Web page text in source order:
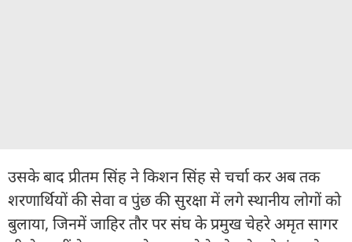
उसके बाद प्रीतम सिंह ने किशन सिंह से चर्चा कर अब तक
शरणार्थियों की सेवा व पुंछ की सुरक्षा में लगे स्थानीय लोगों को
बुलाया, जिनमें जाहिर तौर पर संघ के प्रमुख चेहरे अमृत सागर